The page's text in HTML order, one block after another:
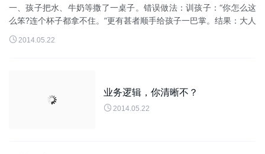
一、孩子把水、牛奶等撒了一桌子。错误做法：训孩子：“你怎么这
么笨?连个杯子都拿不住。”更有甚者顺手给孩子一巴掌。结果：大人
和孩子都很生气，事情一团糟，孩子学会通过发脾气、打人解...
 2014.05.22
业务逻辑，你清晰不？
 2014.05.22